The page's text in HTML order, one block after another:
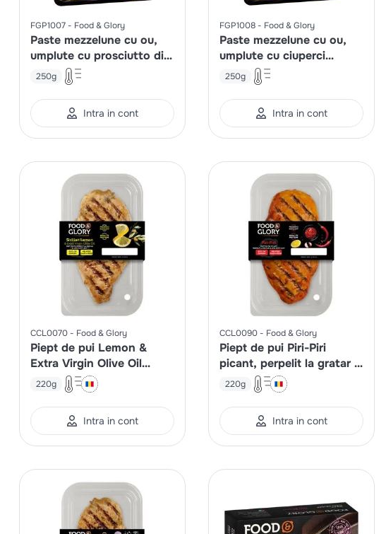
FGP1007 Food & Glory
Paste mezzelune cu ou,
umplute cu prosciutto di
Parma si branza
Parmigiano Reggiano
250g
Intra in cont
FGP1008 Food & Glory
Paste mezzelune cu ou,
umplute cu ciuperci
porcini (hribi) si trufe
250g
Intra in cont
CCL0070 Food & Glory
Piept de pui Lemon &
Extra Virgin Olive Oil
perpelit la gratar si gatit
220g
Intra in cont
CCL0090 Food & Glory
Piept de pui Piri-Piri
picant, perpelit la gratar si
gatit lent
220g
Intra in cont